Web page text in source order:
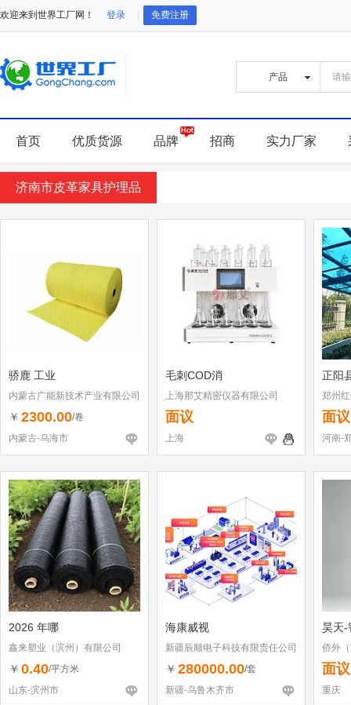
欢迎来到世界工厂网！ 登录 免费注册
首页 优质货源 品牌 招商 实力厂家
济南市皮革家具护理品
骄鹿 工业
内蒙古广能新技术产业有限公司
￥ 2300.00/卷
内蒙古-乌海市
毛刺COD消
上海那艾精密仪器有限公司
面议
上海
正阳
郑州
面议
河南-
2026 年哪
鑫来塑业（滨州）有限公司
￥ 0.40/平方米
山东-滨州市
海康威视
新疆辰顺电子科技有限责任公司
￥ 280000.00/套
新疆-乌鲁木齐市
昊天-
侨外
面议
重庆